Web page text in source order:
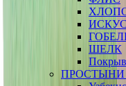
ШЕЛК